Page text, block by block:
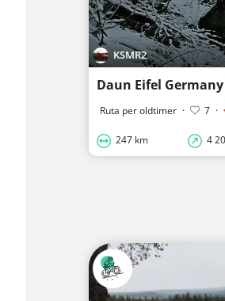
KSMR2
Daun Eifel
Ruta per oldtimer · 7 ·
247 km 4